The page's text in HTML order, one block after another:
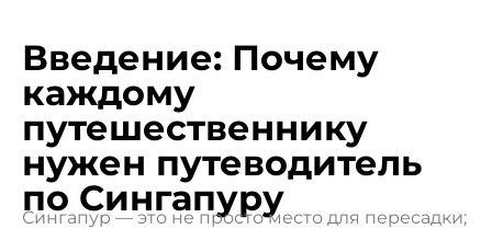
Введение: Почему
каждому
путешественнику
нужен путеводитель
по Сингапуру
Сингапур — это не просто место для пересадки;